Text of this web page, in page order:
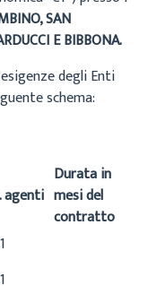
SAN
E BIBBONA.
degli Enti
schema:
agenti
Durata in
mesi del
contratto